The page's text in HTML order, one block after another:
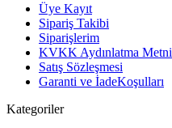
Üye Kayıt
Sipariş Takibi
Siparişlerim
KVKK Aydınlatma Metni
Satış Sözleşmesi
Garanti ve İadeKoşulları
Kategoriler